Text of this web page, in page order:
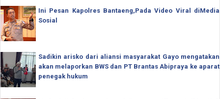
Ini Pesan Kapolres Bantaeng,Pada Video Viral diMedia
Sosial
Sadikin arisko dari aliansi masyarakat Gayo mengatakan
akan melaporkan BWS dan PT Brantas Abipraya ke aparat
penegak hukum